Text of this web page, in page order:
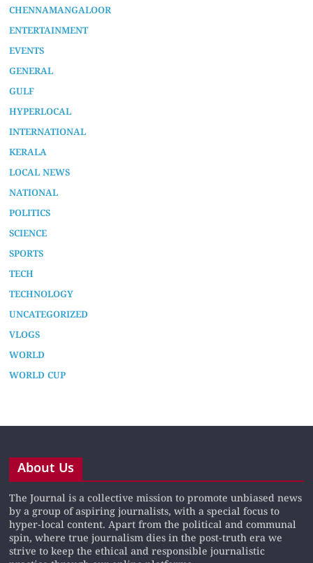
CHENNAMANGALOOR
ENTERTAINMENT
EVENTS
GENERAL
GULF
HYPERLOCAL
INTERNATIONAL
KERALA
LOCAL NEWS
NATIONAL
POLITICS
SCIENCE
SPORTS
TECH
TECHNOLOGY
UNCATEGORIZED
VLOGS
WORLD
WORLD CUP
About Us
The Journal is a collective mission to promote unbiased news
by a group of aspiring journalists, with a special focus to
hyper-local content. Apart from the political and communal
spin, where true journalism dies in the post-truth era we
strive to keep the ethical and responsible journalistic